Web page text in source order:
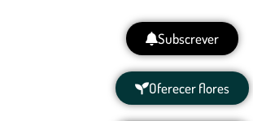
Subscrever
Oferecer flores